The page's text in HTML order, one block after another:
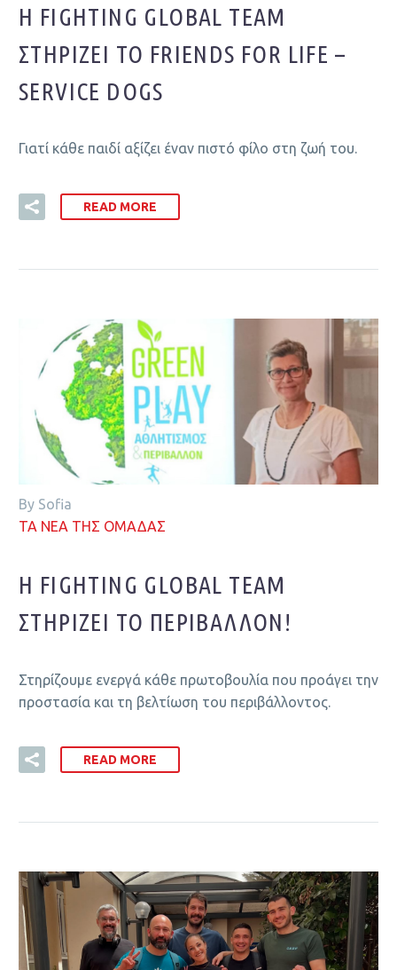
Η FIGHTING GLOBAL TEAM
ΣΤΗΡΊΖΕΙ ΤΟ FRIENDS FOR LIFE –
SERVICE DOGS
Γιατί κάθε παιδί αξίζει έναν πιστό φίλο στη ζωή του.
READ MORE
By Sofia
ΤΑ ΝΕΑ ΤΗΣ ΟΜΑΔΑΣ
Η FIGHTING GLOBAL TEAM
ΣΤΗΡΊΖΕΙ ΤΟ ΠΕΡΙΒΆΛΛΟΝ!
Στηρίζουμε ενεργά κάθε πρωτοβουλία που προάγει την
προστασία και τη βελτίωση του περιβάλλοντος.
READ MORE